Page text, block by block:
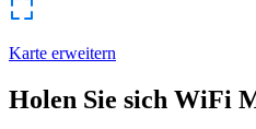
Karte erweitern
Holen Sie sich WiFi